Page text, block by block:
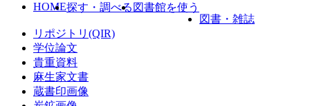
HOME探す・調べる 図書館を使う
図書・雑誌
リポジトリ(QIR)
学位論文
貴重資料
麻生家文書
蔵書印画像